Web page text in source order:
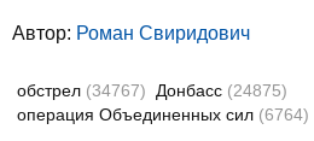
Автор: Роман Свиридович
обстрел (34767) Донбасс (24875)
операция Объединенных сил (6764)